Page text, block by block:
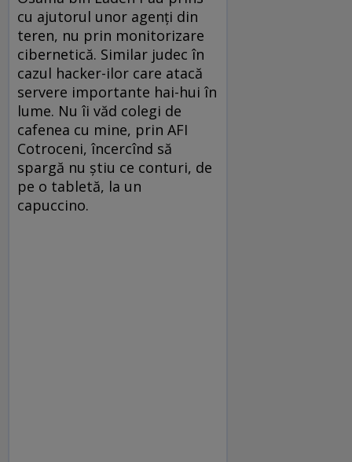
cu ajutorul unor agenţi din
teren, nu prin monitorizare
cibernetică. Similar judec în
cazul hacker-ilor care atacă
servere importante hai-hui în
lume. Nu îi văd colegi de
cafenea cu mine, prin AFI
Cotroceni, încercînd să
spargă nu ştiu ce conturi, de
pe o tabletă, la un
capuccino.